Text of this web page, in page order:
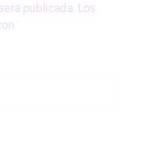
publicada. Los